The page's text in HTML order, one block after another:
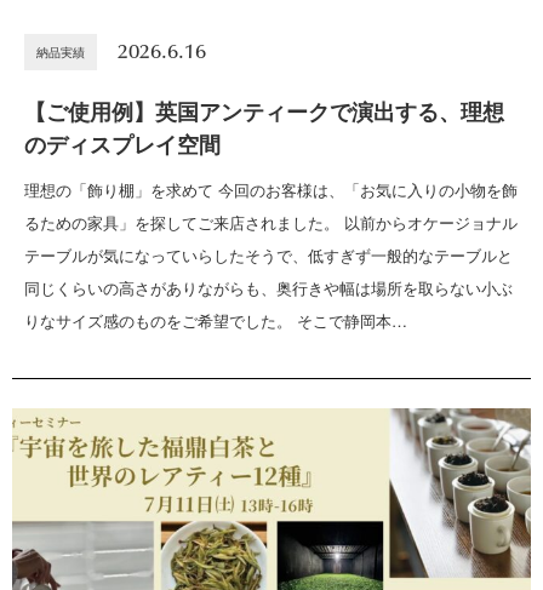
納品実績 2026.6.16
【ご使用例】英国アンティークで演出する、理想
のディスプレイ空間
理想の「飾り棚」を求めて 今回のお客様は、「お気に入りの小物を飾
るための家具」を探してご来店されました。 以前からオケージョナル
テーブルが気になっていらしたそうで、低すぎず一般的なテーブルと
同じくらいの高さがありながらも、奥行きや幅は場所を取らない小ぶ
りなサイズ感のものをご希望でした。 そこで静岡本…